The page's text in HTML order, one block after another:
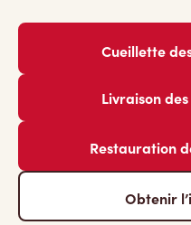
Cueillette
Livraison
Restauration
Obtenir